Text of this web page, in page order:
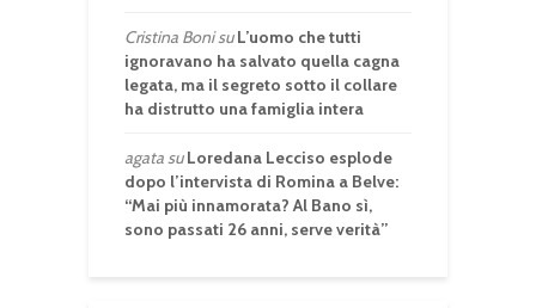
Cristina BonisuL’uomo che tutti
ignoravano ha salvato quella cagna
legata, ma il segreto sotto il collare
ha distrutto una famiglia intera
agatasuLoredana Lecciso esplode
dopo l’intervista di Romina a Belve:
“Mai più innamorata? Al Bano sì,
sono passati 26 anni, serve verità”